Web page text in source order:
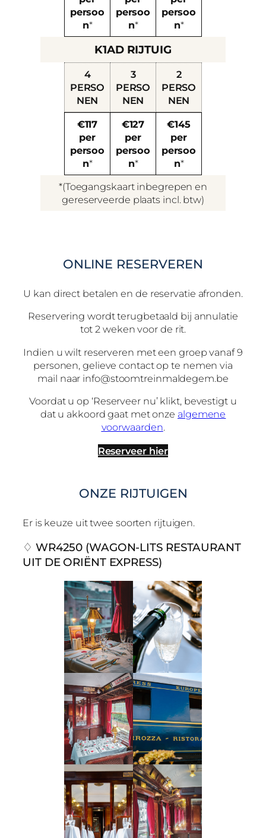
persoo
n*
persoo
n*
persoo
n*
K1AD RIJTUIG
4
PERSO
NEN
3
PERSO
NEN
2
PERSO
NEN
€117
per
persoo
n*
€127
per
persoo
n*
€145
per
persoo
n*
*(Toegangskaart inbegrepen en
gereserveerde plaats incl. btw)
ONLINE RESERVEREN
U kan direct betalen en de reservatie afronden.
Reservering wordt terugbetaald bij annulatie
tot 2 weken voor de rit.
Indien u wilt reserveren met een groep vanaf 9
personen, gelieve contact op te nemen via
mail naar info@stoomtreinmaldegem.be
Voordat u op ‘Reserveer nu’ klikt, bevestigt u
dat u akkoord gaat met onze algemene
voorwaarden.
Reserveer hier
ONZE RIJTUIGEN
Er is keuze uit twee soorten rijtuigen.
♢ WR4250 (WAGON-LITS RESTAURANT
UIT DE ORIËNT EXPRESS)